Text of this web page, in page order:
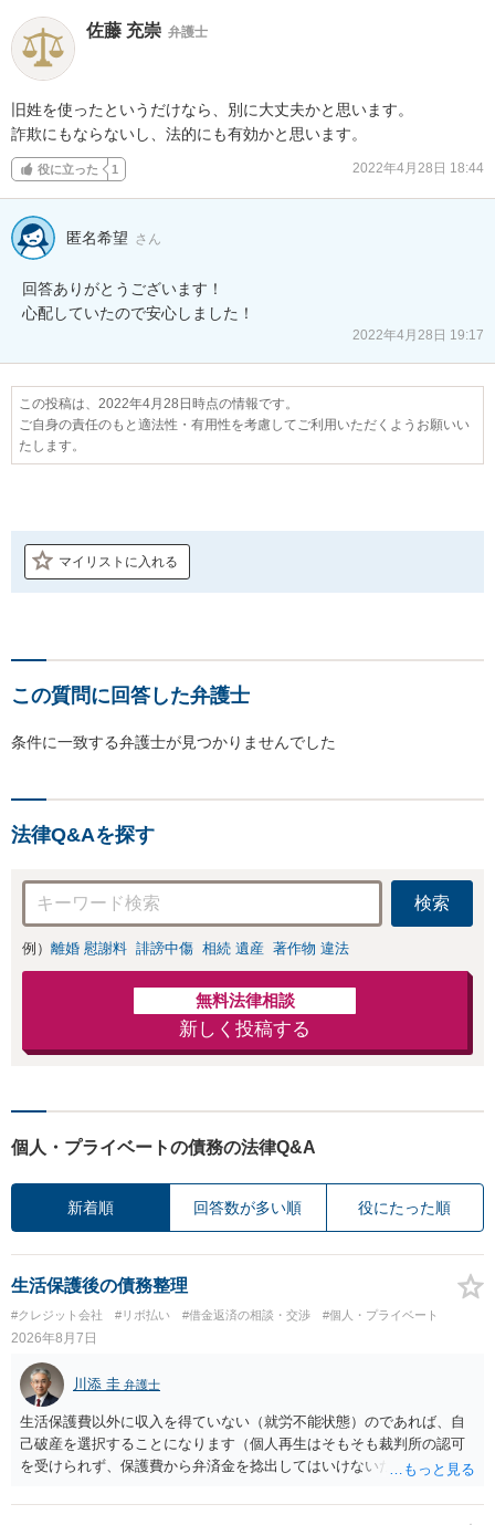
佐藤 充崇 弁護士
旧姓を使ったというだけなら、別に大丈夫かと思います。
詐欺にもならないし、法的にも有効かと思います。
役に立った 1 2022年4月28日 18:44
匿名希望 さん
回答ありがとうございます！
心配していたので安心しました！
2022年4月28日 19:17
この投稿は、2022年4月28日時点の情報です。
ご自身の責任のもと適法性・有用性を考慮してご利用いただくようお願いい
たします。
マイリストに入れる
この質問に回答した弁護士
条件に一致する弁護士が見つかりませんでした
法律Q&Aを探す
検索
例） 離婚 慰謝料 誹謗中傷 相続 遺産 著作物 違法
無料法律相談
新しく投稿する
個人・プライベートの債務の法律Q&A
新着順 回答数が多い順 役にたった順
生活保護後の債務整理
#クレジット会社 #リボ払い #借金返済の相談・交渉 #個人・プライベート
2026年8月7日
川添 圭 弁護士
生活保護費以外に収入を得ていない（就労不能状態）のであれば、自
己破産を選択することになります（個人再生はそもそも裁判所の認可
を受けられず、保護費から弁済金を捻出してはいけないため任意整理
士費用は法テラスが負担し、裁判所の予納金等も法テラスが援助して